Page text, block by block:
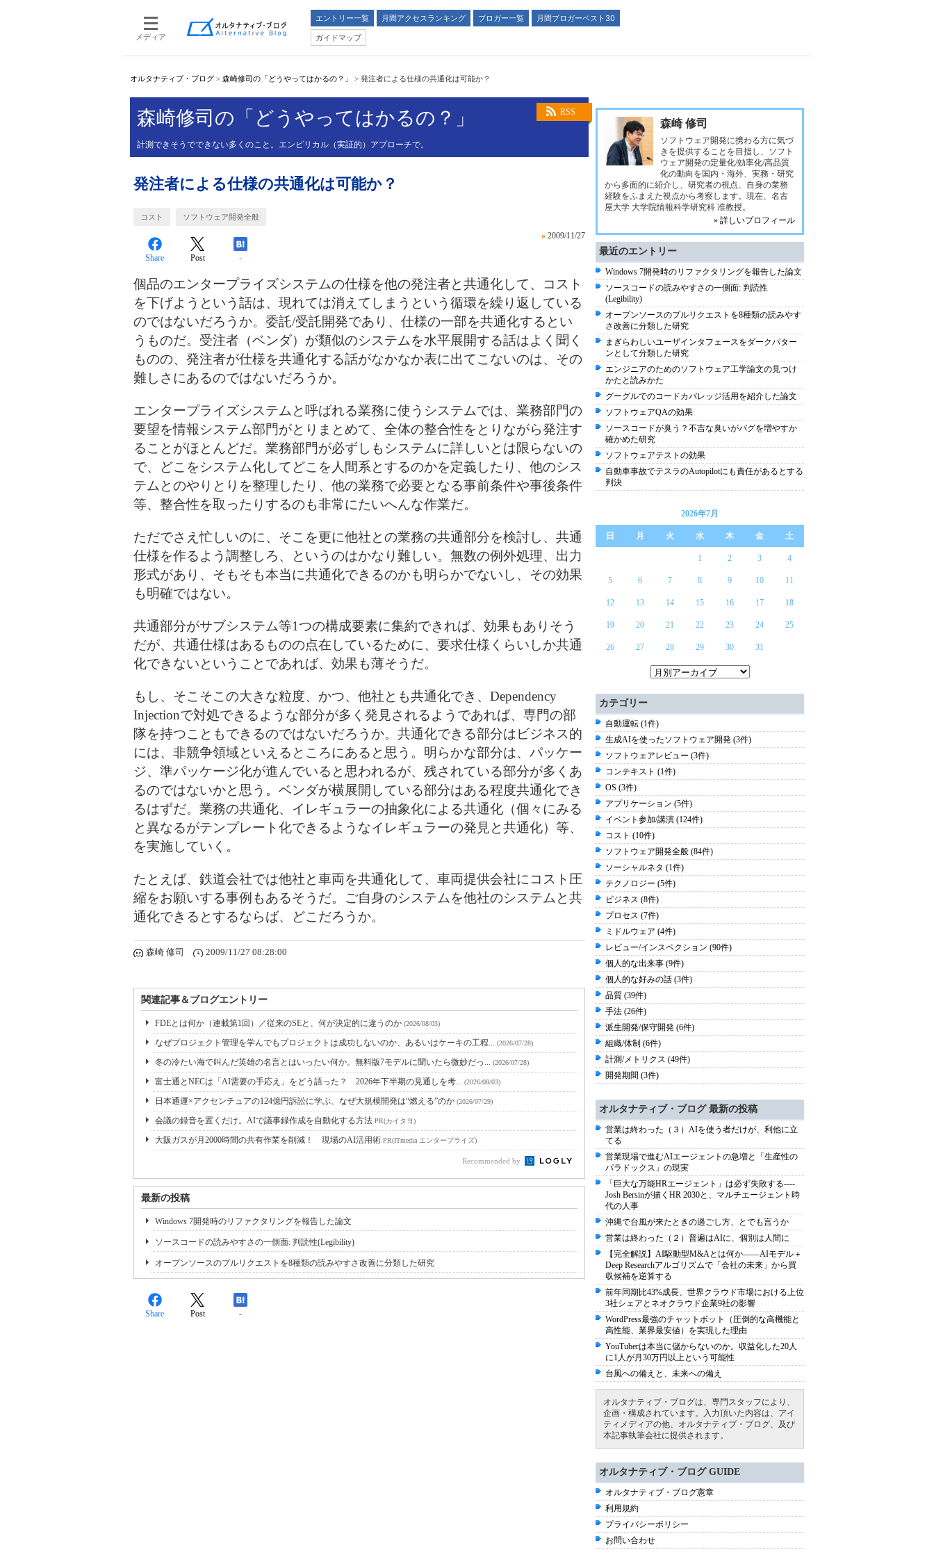
メディア
エントリー一覧 月間アクセスランキング ブロガー一覧
月間ブロガーベスト30
ガイドマップ
オルタナティブ・ブログ > 森崎修司の「どうやってはかるの？」 > 発注者による仕様の共通化は可能か？
RSS
森崎修司の「どうやってはかるの？」
計測できそうでできない多くのこと。エンピリカル（実証的）アプローチで。
発注者による仕様の共通化は可能か？
コスト ソフトウェア開発全般
» 2009/11/27
Share Post -
個品のエンタープライズシステムの仕様を他の発注者と共通化して、コスト
を下げようという話は、現れては消えてしまうという循環を繰り返している
のではないだろうか。委託/受託開発であり、仕様の一部を共通化するとい
うものだ。受注者（ベンダ）が類似のシステムを水平展開する話はよく聞く
ものの、発注者が仕様を共通化する話がなかなか表に出てこないのは、その
難しさにあるのではないだろうか。
エンタープライズシステムと呼ばれる業務に使うシステムでは、業務部門の
要望を情報システム部門がとりまとめて、全体の整合性をとりながら発注す
ることがほとんどだ。業務部門が必ずしもシステムに詳しいとは限らないの
で、どこをシステム化してどこを人間系とするのかを定義したり、他のシス
テムとのやりとりを整理したり、他の業務で必要となる事前条件や事後条件
等、整合性を取ったりするのも非常にたいへんな作業だ。
ただでさえ忙しいのに、そこを更に他社との業務の共通部分を検討し、共通
仕様を作るよう調整しろ、というのはかなり難しい。無数の例外処理、出力
形式があり、そもそも本当に共通化できるのかも明らかでないし、その効果
も明確ではない。
共通部分がサブシステム等1つの構成要素に集約できれば、効果もありそう
だが、共通仕様はあるものの点在しているために、要求仕様くらいしか共通
化できないということであれば、効果も薄そうだ。
もし、そこそこの大きな粒度、かつ、他社とも共通化でき、Dependency
Injectionで対処できるような部分が多く発見されるようであれば、 専門の部
隊を持つこともできるのではないだろうか。共通化できる部分はビジネス的
には、非競争領域といえるところにあると思う。明らかな部分は、パッケー
ジ、準パッケージ化が進んでいると思われるが、残されている部分が多くあ
るのではないかと思う。ベンダが横展開している部分はある程度共通化でき
るはずだ。業務の共通化、イレギュラーの抽象化による共通化（個々にみる
と異なるがテンプレート化できるようなイレギュラーの発見と共通化）等、
を実施していく。
たとえば、鉄道会社では他社と車両を共通化して、車両提供会社にコスト圧
縮をお願いする事例もあるそうだ。 ご自身のシステムを他社のシステムと共
通化できるとするならば、どこだろうか。
森崎 修司 2009/11/27 08:28:00
関連記事＆ブログエントリー
FDEとは何か（連載第1回）／従来のSEと、何が決定的に違うのか (2026/08/03)
なぜプロジェクト管理を学んでもプロジェクトは成功しないのか、あるいはケーキの工程... (2026/07/28)
冬の冷たい海で叫んだ英雄の名言とはいったい何か。無料版7モデルに聞いたら微妙だっ... (2026/07/28)
富士通とNECは「AI需要の手応え」をどう語った？ 2026年下半期の見通しを考... (2026/08/03)
日本通運×アクセンチュアの124億円訴訟に学ぶ、なぜ大規模開発は“燃える”のか (2026/07/29)
会議の録音を置くだけ。AIで議事録作成を自動化する方法 PR(カイタヨ)
大阪ガスが月2000時間の共有作業を削減！ 現場のAI活用術 PR(ITmedia エンタープライズ)
Recommended by
最新の投稿
Windows 7開発時のリファクタリングを報告した論文
ソースコードの読みやすさの一側面: 判読性(Legibility)
オープンソースのプルリクエストを8種類の読みやすさ改善に分類した研究
Share Post -
森崎 修司
ソフトウェア開発に携わる方に気づ
きを提供することを目指し、ソフト
ウェア開発の定量化/効率化/高品質
化の動向を国内・海外、実務・研究
から多面的に紹介し、研究者の視点、自身の業務
経験をふまえた視点から考察します。現在、名古
屋大学 大学院情報科学研究科 准教授。
» 詳しいプロフィール
最近のエントリー
Windows 7開発時のリファクタリングを報告した論文
ソースコードの読みやすさの一側面: 判読性
(Legibility)
オープンソースのプルリクエストを8種類の読みやす
さ改善に分類した研究
まぎらわしいユーザインタフェースをダークパター
ンとして分類した研究
エンジニアのためのソフトウェア工学論文の見つけ
かたと読みかた
グーグルでのコードカバレッジ活用を紹介した論文
ソフトウェアQAの効果
ソースコードが臭う？不吉な臭いがバグを増やすか
確かめた研究
ソフトウェアテストの効果
自動車事故でテスラのAutopilotにも責任があるとする
判決
2026年7月
日 月 火 水 木 金 土
1 2 3 4
5 6 7 8 9 10 11
12 13 14 15 16 17 18
19 20 21 22 23 24 25
26 27 28 29 30 31
カテゴリー
自動運転 (1件)
生成AIを使ったソフトウェア開発 (3件)
ソフトウェアレビュー (3件)
コンテキスト (1件)
OS (3件)
アプリケーション (5件)
イベント参加/講演 (124件)
コスト (10件)
ソフトウェア開発全般 (84件)
ソーシャルネタ (1件)
テクノロジー (5件)
ビジネス (8件)
プロセス (7件)
ミドルウェア (4件)
レビュー/インスペクション (90件)
個人的な出来事 (9件)
個人的な好みの話 (3件)
品質 (39件)
手法 (26件)
派生開発/保守開発 (6件)
組織/体制 (6件)
計測/メトリクス (49件)
開発期間 (3件)
オルタナティブ・ブログ 最新の投稿
営業は終わった（３）AIを使う者だけが、利他に立
てる
営業現場で進むAIエージェントの急増と「生産性の
パラドックス」の現実
「巨大な万能HRエージェント」は必ず失敗する----
Josh Bersinが描くHR 2030と、マルチエージェント時
代の人事
沖縄で台風が来たときの過ごし方、とでも言うか
営業は終わった（２）普遍はAIに、個別は人間に
【完全解説】AI駆動型M&Aとは何か――AIモデル＋
Deep Researchアルゴリズムで「会社の未来」から買
収候補を逆算する
前年同期比43%成長、世界クラウド市場における上位
3社シェアとネオクラウド企業9社の影響
WordPress最強のチャットボット（圧倒的な高機能と
高性能、業界最安値）を実現した理由
YouTuberは本当に儲からないのか。収益化した20人
に1人が月30万円以上という可能性
台風への備えと、未来への備え
オルタナティブ・ブログは、専門スタッフにより、
企画・構成されています。入力頂いた内容は、アイ
ティメディアの他、オルタナティブ・ブログ、及び
本記事執筆会社に提供されます。
オルタナティブ・ブログ GUIDE
オルタナティブ・ブログ憲章
利用規約
プライバシーポリシー
お問い合わせ